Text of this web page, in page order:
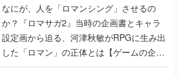
した「ロマン」の正体とは【ゲームの企画
書】
『ガンパレ』の企画書、ついに公開━初代
PSの伝説的タイトルは、なぜ生まれたの
か？そして『LOOP8』へ受け継がれたもの